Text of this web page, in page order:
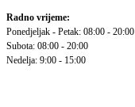
Radno vrijeme:
Ponedjeljak - Petak: 08:00 - 20:00
Subota: 08:00 - 20:00
Nedelja: 9:00 - 15:00